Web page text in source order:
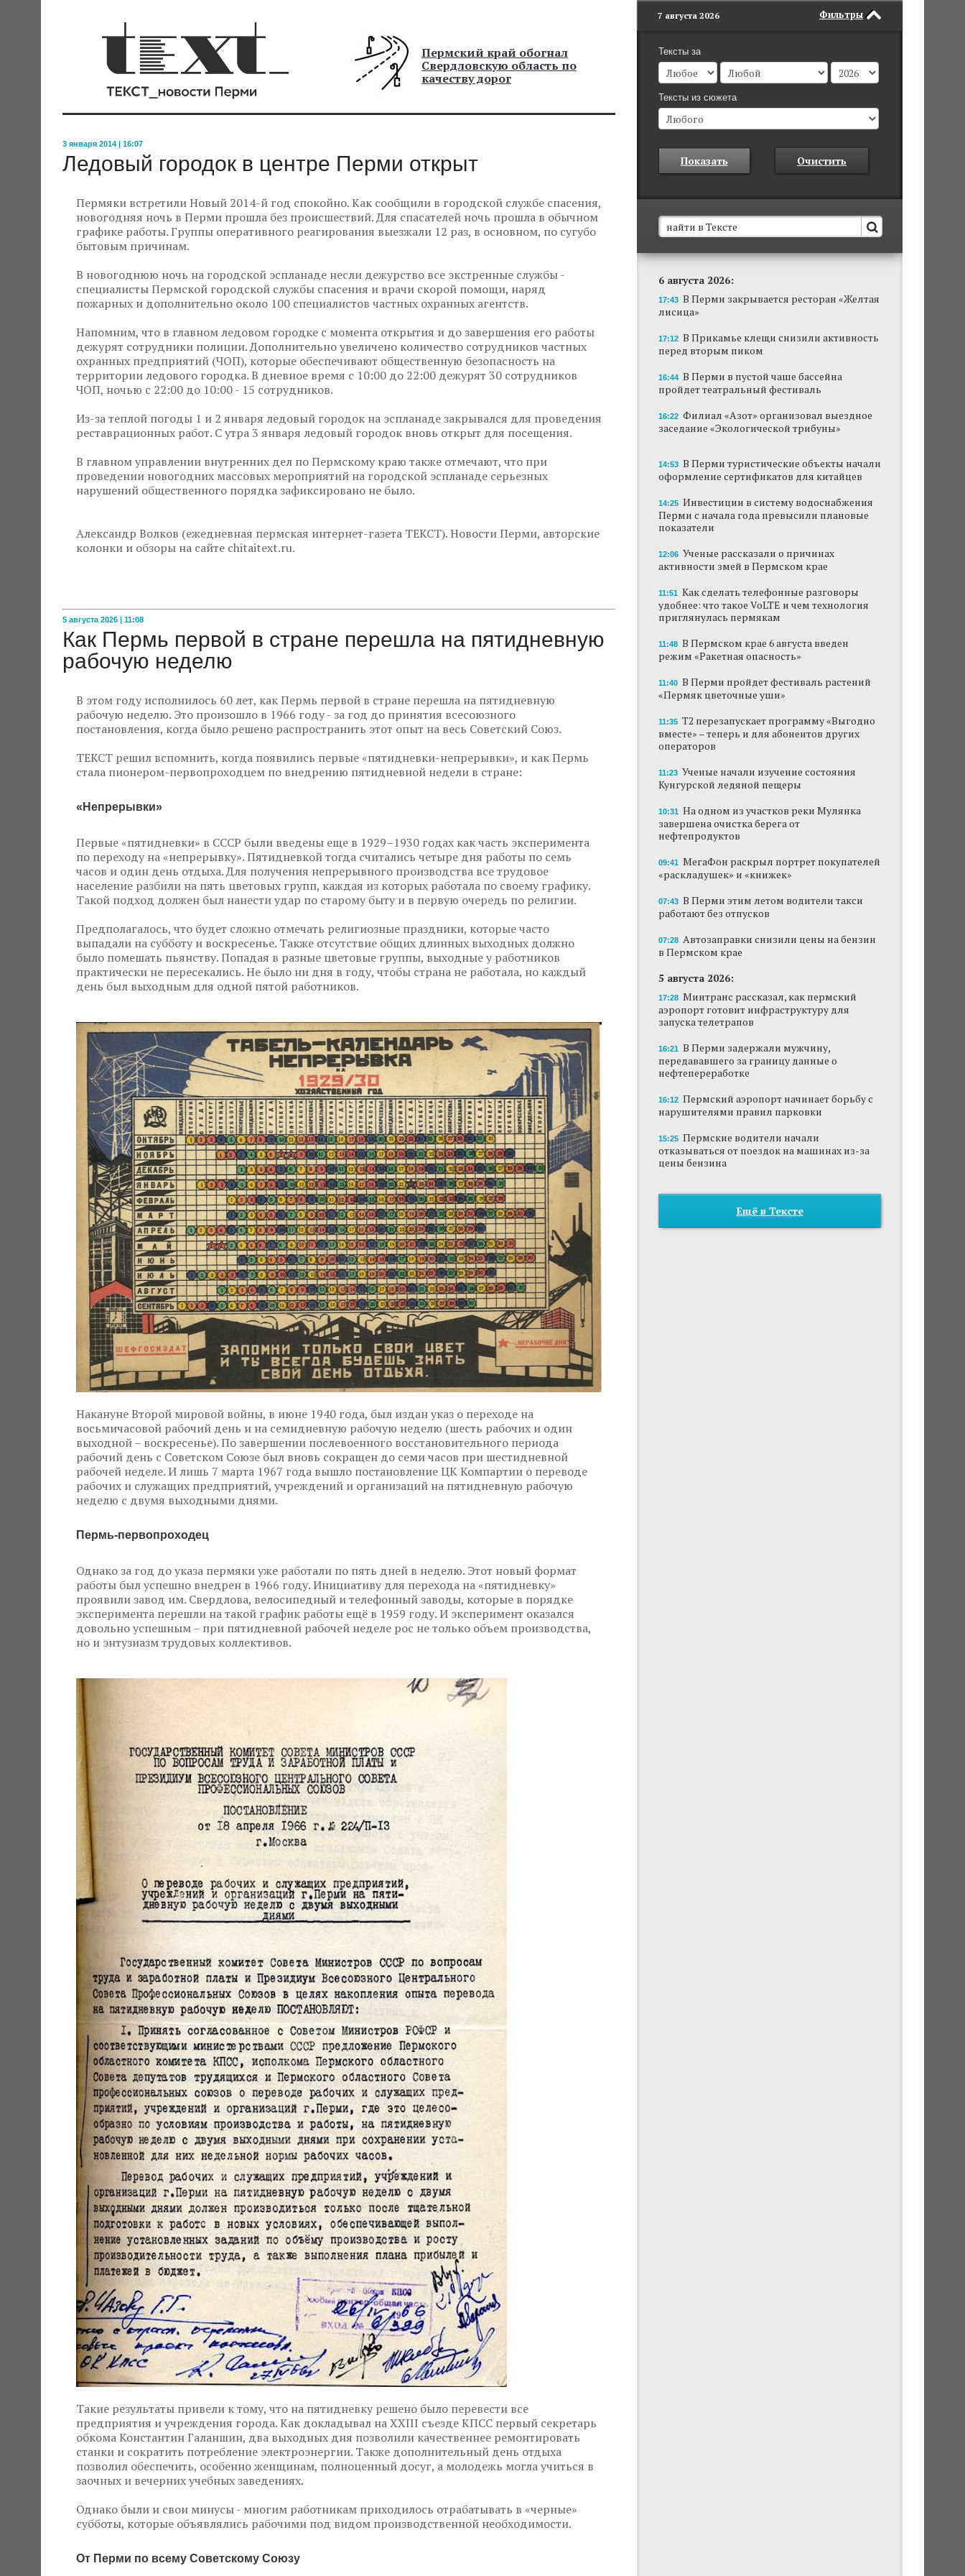
Пермский край обогнал
Свердловскую область по
качеству дорог
3 января 2014 | 16:07
Ледовый городок в центре Перми открыт
Пермяки встретили Новый 2014-й год спокойно. Как сообщили в городской службе спасения,
новогодняя ночь в Перми прошла без происшествий. Для спасателей ночь прошла в обычном
графике работы. Группы оперативного реагирования выезжали 12 раз, в основном, по сугубо
бытовым причинам.
В новогоднюю ночь на городской эспланаде несли дежурство все экстренные службы -
специалисты Пермской городской службы спасения и врачи скорой помощи, наряд
пожарных и дополнительно около 100 специалистов частных охранных агентств.
Напомним, что в главном ледовом городке с момента открытия и до завершения его работы
дежурят сотрудники полиции. Дополнительно увеличено количество сотрудников частных
охранных предприятий (ЧОП), которые обеспечивают общественную безопасность на
территории ледового городка. В дневное время с 10:00 до 22:00 дежурят 30 сотрудников
ЧОП, ночью с 22:00 до 10:00 - 15 сотрудников.
Из-за теплой погоды 1 и 2 января ледовый городок на эспланаде закрывался для проведения
реставрационных работ. С утра 3 января ледовый городок вновь открыт для посещения.
В главном управлении внутренних дел по Пермскому краю также отмечают, что при
проведении новогодних массовых мероприятий на городской эспланаде серьезных
нарушений общественного порядка зафиксировано не было.
Александр Волков (ежедневная пермская интернет-газета ТЕКСТ). Новости Перми, авторские
колонки и обзоры на сайте chitaitext.ru.
5 августа 2026 | 11:08
Как Пермь первой в стране перешла на пятидневную
рабочую неделю
В этом году исполнилось 60 лет, как Пермь первой в стране перешла на пятидневную
рабочую неделю. Это произошло в 1966 году - за год до принятия всесоюзного
постановления, когда было решено распространить этот опыт на весь Советский Союз.
ТЕКСТ решил вспомнить, когда появились первые «пятидневки-непрерывки», и как Пермь
стала пионером-первопроходцем по внедрению пятидневной недели в стране:
«Непрерывки»
Первые «пятидневки» в СССР были введены еще в 1929–1930 годах как часть эксперимента
по переходу на «непрерывку». Пятидневкой тогда считались четыре дня работы по семь
часов и один день отдыха. Для получения непрерывного производства все трудовое
население разбили на пять цветовых групп, каждая из которых работала по своему графику.
Такой подход должен был нанести удар по старому быту и в первую очередь по религии.
Предполагалось, что будет сложно отмечать религиозные праздники, которые часто
выпадали на субботу и воскресенье. Также отсутствие общих длинных выходных должно
было помешать пьянству. Попадая в разные цветовые группы, выходные у работников
практически не пересекались. Не было ни дня в году, чтобы страна не работала, но каждый
день был выходным для одной пятой работников.
Накануне Второй мировой войны, в июне 1940 года, был издан указ о переходе на
восьмичасовой рабочий день и на семидневную рабочую неделю (шесть рабочих и один
выходной – воскресенье). По завершении послевоенного восстановительного периода
рабочий день с Советском Союзе был вновь сокращен до семи часов при шестидневной
рабочей неделе. И лишь 7 марта 1967 года вышло постановление ЦК Компартии о переводе
рабочих и служащих предприятий, учреждений и организаций на пятидневную рабочую
неделю с двумя выходными днями.
Пермь-первопроходец
Однако за год до указа пермяки уже работали по пять дней в неделю. Этот новый формат
работы был успешно внедрен в 1966 году. Инициативу для перехода на «пятидневку»
проявили завод им. Свердлова, велосипедный и телефонный заводы, которые в порядке
эксперимента перешли на такой график работы ещё в 1959 году. И эксперимент оказался
довольно успешным – при пятидневной рабочей неделе рос не только объем производства,
но и энтузиазм трудовых коллективов.
Такие результаты привели к тому, что на пятидневку решено было перевести все
предприятия и учреждения города. Как докладывал на XXIII съезде КПСС первый секретарь
обкома Константин Галаншин, два выходных дня позволили качественнее ремонтировать
станки и сократить потребление электроэнергии. Также дополнительный день отдыха
позволил обеспечить, особенно женщинам, полноценный досуг, а молодежь могла учиться в
заочных и вечерних учебных заведениях.
Однако были и свои минусы - многим работникам приходилось отрабатывать в «черные»
субботы, которые объявлялись рабочими под видом производственной необходимости.
От Перми по всему Советскому Союзу
Фильтры
7 августа 2026
Тексты за
Тексты из сюжета
Показать Очистить
В Пермском крае установят новые станции
обнаружения беспилотников
Они используются для обнаружения и
отслеживания БПЛА в воздухе.
В Перми закрывается ресторан «Желтая
лисица»
В Перми в пустой чаше бассейна пройдет
театральный фестиваль
В Перми туристические объекты начали
оформление сертификатов для китайцев
Ученые рассказали о причинах активности
змей в Пермском крае
Ученые начали изучение состояния
Кунгурской ледяной пещеры
На одном из участков реки Мулянка
завершена очистка берега от
нефтепродуктов
В Перми этим летом водители такси
работают без отпусков
6 августа 2026:
17:43 В Перми закрывается ресторан «Желтая
лисица»
17:12 В Прикамье клещи снизили активность
перед вторым пиком
16:44 В Перми в пустой чаше бассейна
пройдет театральный фестиваль
16:22 Филиал «Азот» организовал выездное
заседание «Экологической трибуны»
14:53 В Перми туристические объекты начали
оформление сертификатов для китайцев
14:25 Инвестиции в систему водоснабжения
Перми с начала года превысили плановые
показатели
12:06 Ученые рассказали о причинах
активности змей в Пермском крае
11:51 Как сделать телефонные разговоры
удобнее: что такое VoLTE и чем технология
приглянулась пермякам
11:48 В Пермском крае 6 августа введен
режим «Ракетная опасность»
11:40 В Перми пройдет фестиваль растений
«Пермяк цветочные уши»
11:35 Т2 перезапускает программу «Выгодно
вместе» – теперь и для абонентов других
операторов
11:23 Ученые начали изучение состояния
Кунгурской ледяной пещеры
10:31 На одном из участков реки Мулянка
завершена очистка берега от
нефтепродуктов
09:41 МегаФон раскрыл портрет покупателей
«раскладушек» и «книжек»
07:43 В Перми этим летом водители такси
работают без отпусков
07:28 Автозаправки снизили цены на бензин
в Пермском крае
5 августа 2026:
17:28 Минтранс рассказал, как пермский
аэропорт готовит инфраструктуру для
запуска телетрапов
16:21 В Перми задержали мужчину,
передававшего за границу данные о
нефтепереработке
16:12 Пермский аэропорт начинает борьбу с
нарушителями правил парковки
15:25 Пермские водители начали
отказываться от поездок на машинах из-за
цены бензина
Ещё в Тексте